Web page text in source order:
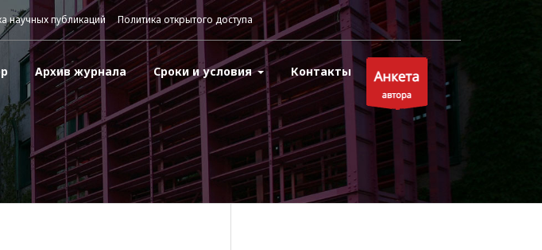
Архив журнала Сроки и условия Контакты
научных публикаций Политика открытого доступа